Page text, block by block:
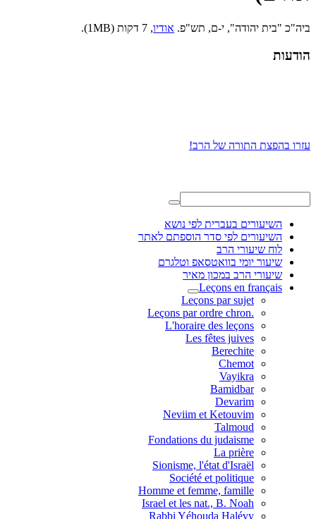
ביה"כ "בית יהודה", י-ם, תש"פ. אודיו, 7 דקות (1MB).
הודעות
עזרו בהפצת התורה של הרב!
השיעורים בעברית לפי נושא
השיעורים לפי סדר הוספתם לאתר
לוח שיעורי הרב
שיעור יומי בוואטסאפ וטלגרם
שיעורי הרב במכון מאיר
Leçons en français
Leçons par sujet
.Leçons par ordre chron
L'horaire des leçons
Les fêtes juives
Berechite
Chemot
Vayikra
Bamidbar
Devarim
Neviim et Ketouvim
Talmoud
Fondations du judaisme
La prière
Sionisme, l'état d'Israël
Société et politique
Homme et femme, famille
Israel et les nat., B. Noah
Rabbi Yéhouda Halévy